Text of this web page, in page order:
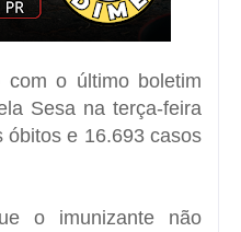
com o último boletim
Sesa na terça-feira
óbitos e 16.693 casos
o imunizante não